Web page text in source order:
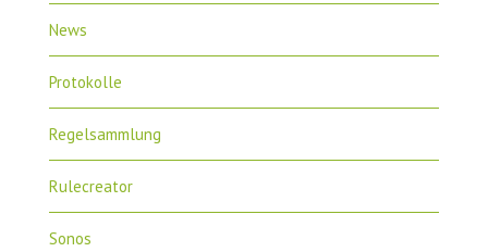
News
Protokolle
Regelsammlung
Rulecreator
Sonos